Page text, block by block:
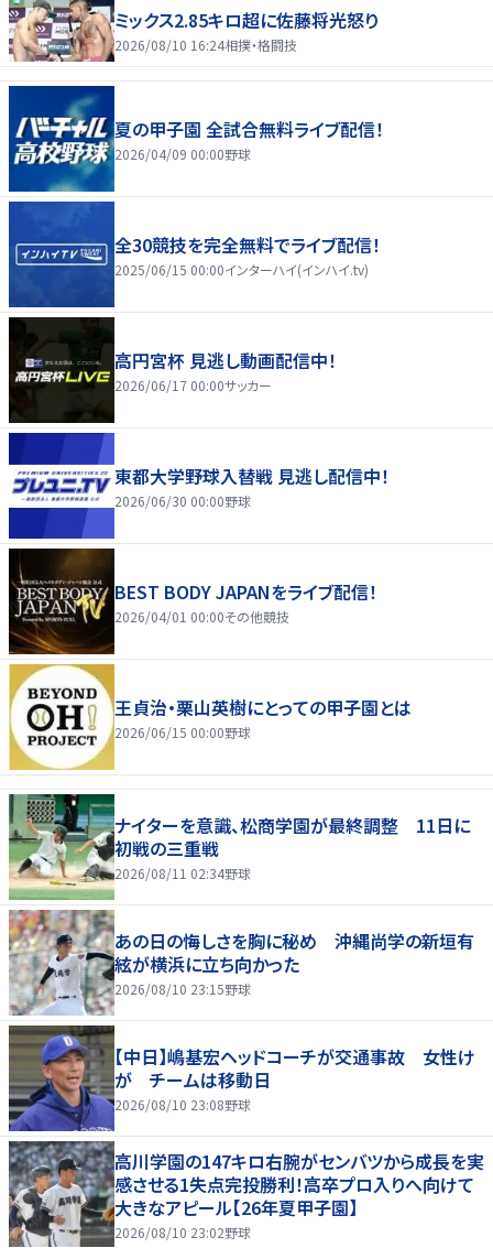
ミックス2.85キロ超に佐藤将光怒り
2026/08/10 16:24相撲・格闘技
夏の甲子園 全試合無料ライブ配信！
2026/04/09 00:00野球
全30競技を完全無料でライブ配信！
2025/06/15 00:00インターハイ(インハイ.tv)
高円宮杯 見逃し動画配信中！
2026/06/17 00:00サッカー
東都大学野球入替戦 見逃し配信中！
2026/06/30 00:00野球
BEST BODY JAPANをライブ配信！
2026/04/01 00:00その他競技
王貞治・栗山英樹にとっての甲子園とは
2026/06/15 00:00野球
ナイターを意識、松商学園が最終調整 11日に
初戦の三重戦
2026/08/11 02:34野球
あの日の悔しさを胸に秘め 沖縄尚学の新垣有
絃が横浜に立ち向かった
2026/08/10 23:15野球
【中日】嶋基宏ヘッドコーチが交通事故 女性け
が チームは移動日
2026/08/10 23:08野球
高川学園の147キロ右腕がセンバツから成長を実
感させる1失点完投勝利！高卒プロ入りへ向けて
大きなアピール【26年夏甲子園】
2026/08/10 23:02野球